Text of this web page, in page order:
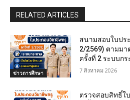
RELATED ARTICLES
ข่าวการศึกษา
สนามสอบใบปร
2/2569) ตามม
ครั้งที่ 2 ระบบก
7 สิงหาคม 2026
ตรวจสอบสิทธิ์ใ